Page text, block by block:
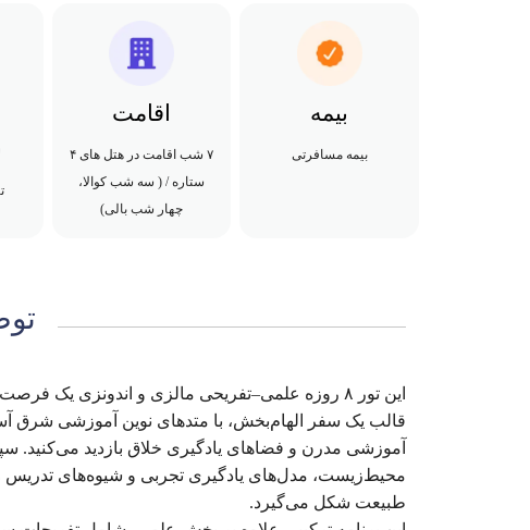
بیمه
بیمه مسافرتی
اقامت
۷ شب اقامت در هتل های ۴
ستاره / ( سه شب کوالا،
چهار شب بالی)
این تور ۸ روزه علمی–تفریحی مالزی و اندونزی یک
قالب یک سفر الهام‌بخش، با متدهای نوین آموزشی شرق
آموزشی مدرن و فضاهای یادگیری خلاق بازدید
محیط‌زیست، مدل‌های یادگیری تجربی و شیوه‌های تدریس
طبیعت شکل می‌گیرد.